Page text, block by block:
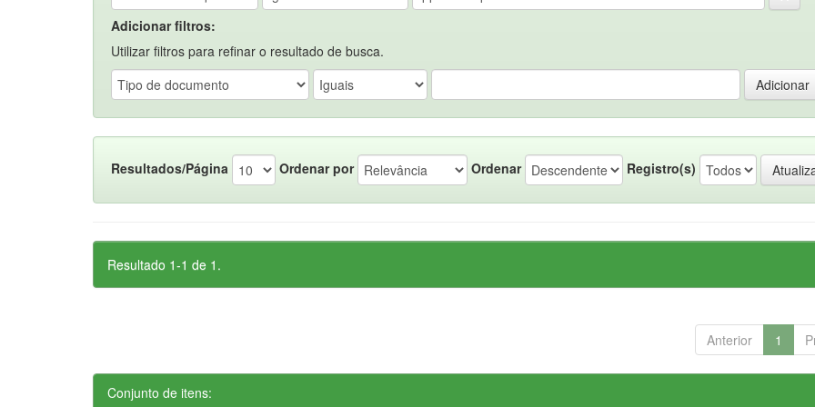
Adicionar filtros:
Utilizar filtros para refinar o resultado de busca.
Resultados/Página Ordenar por Ordenar Registro(s)
Resultado 1-1 de 1.
Anterior 1
Conjunto de itens: